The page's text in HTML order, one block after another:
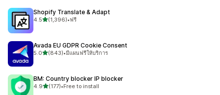
Shopify Translate & Adapt
4.5เต็ม 5 ดาว
(1,396)
ทั้งหมด 1396 รีวิว
•ฟรี
Avada EU GDPR Cookie Consent
5.0เต็ม 5 ดาว
(843)
ทั้งหมด 843 รีวิว
•มีแผนฟรีให้บริการ
BM: Country blocker IP blocker
4.9เต็ม 5 ดาว
(177)
ทั้งหมด 177 รีวิว
•Free to install